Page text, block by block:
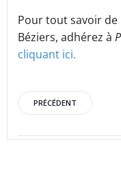
Pour tout savoir de
Béziers, adhérez à
cliquant ici.
Post
PRÉCÉDENT